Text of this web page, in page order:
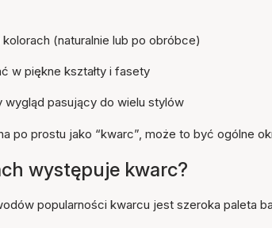
(naturalnie lub po obróbce)
w piękne kształty i fasety
wygląd pasujący do wielu stylów
po prostu jako “kwarc”, może to być ogólne
występuje kwarc?
popularności kwarcu jest szeroka paleta